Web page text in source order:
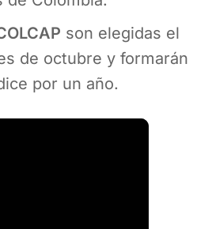
son elegidas el
de octubre y formarán
por un año.